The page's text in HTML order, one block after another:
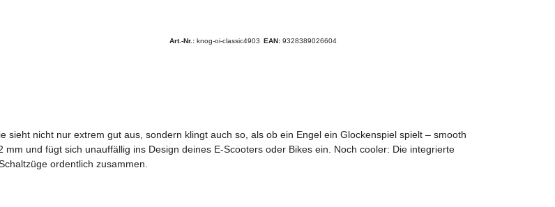
Art.-Nr.: knog-oi-classic4903 EAN: 9328389026604
sieht nicht nur extrem gut aus, sondern klingt auch so, als ob ein Engel ein Glockenspiel spielt – smooth
und fügt sich unauffällig ins Design deines E-Scooters oder Bikes ein. Noch cooler: Die integrierte
ordentlich zusammen.